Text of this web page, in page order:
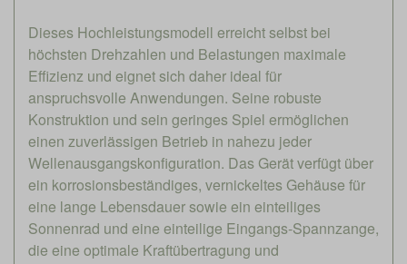
Dieses Hochleistungsmodell erreicht selbst bei
höchsten Drehzahlen und Belastungen maximale
Effizienz und eignet sich daher ideal für
anspruchsvolle Anwendungen. Seine robuste
Konstruktion und sein geringes Spiel ermöglichen
einen zuverlässigen Betrieb in nahezu jeder
Wellenausgangskonfiguration. Das Gerät verfügt über
ein korrosionsbeständiges, vernickeltes Gehäuse für
eine lange Lebensdauer sowie ein einteiliges
Sonnenrad und eine einteilige Eingangs-Spannzange,
die eine optimale Kraftübertragung und